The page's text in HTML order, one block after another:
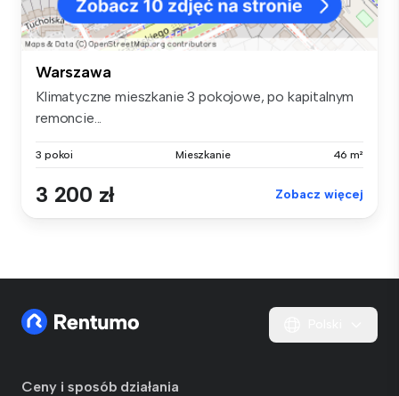
Warszawa
Klimatyczne mieszkanie 3 pokojowe, po kapitalnym
remoncie...
3 pokoi Mieszkanie 46 m²
3 200 zł Zobacz więcej
Ceny i sposób działania